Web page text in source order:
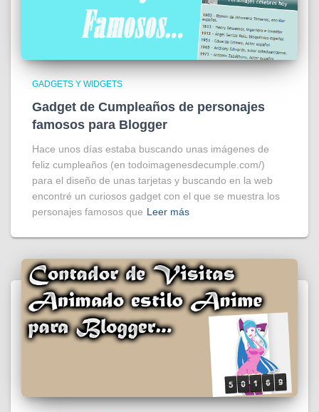
GADGETS Y WIDGETS
Gadget de Cumpleaños de personajes
famosos para Blogger
Hace unos días estaba buscando unas imágenes de
feliz cumpleaños (en todoimagenesdecumple.com/)
para el diseño de unas tarjetas y buscando en la web
encontré un curiosos gadget con el que se muestra los
personajes famosos que Leer más